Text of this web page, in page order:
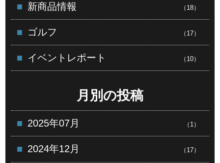
新商品情報 （18）
ゴルフ （17）
イベントレポート （10）
月別の投稿
2025年07月 （1）
2024年12月 （17）